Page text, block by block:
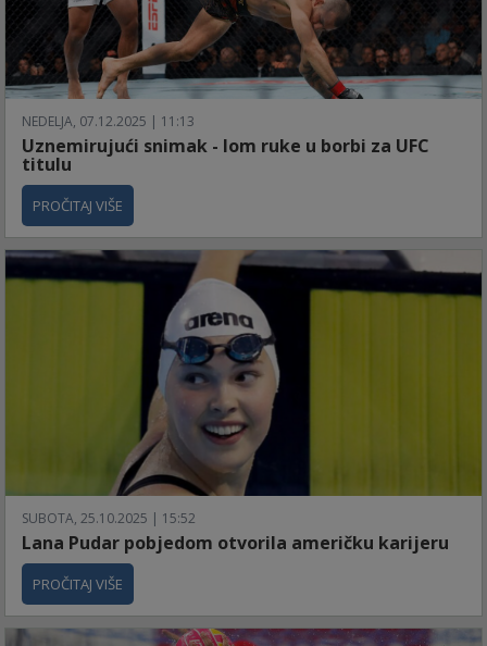
NEDELJA, 07.12.2025 | 11:13
Uznemirujući snimak - lom ruke u borbi za UFC
titulu
PROČITAJ VIŠE
SUBOTA, 25.10.2025 | 15:52
Lana Pudar pobjedom otvorila američku karijeru
PROČITAJ VIŠE